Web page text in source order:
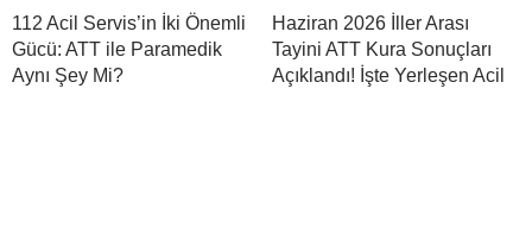
112 Acil Servis’in İki Önemli
Gücü: ATT ile Paramedik
Aynı Şey Mi?
Haziran 2026 İller Arası
Tayini ATT Kura Sonuçları
Açıklandı! İşte Yerleşen Acil